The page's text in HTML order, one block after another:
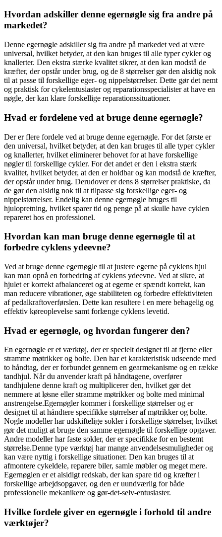
Hvordan adskiller denne egernøgle sig fra andre på
markedet?
Denne egernøgle adskiller sig fra andre på markedet ved at være
universal, hvilket betyder, at den kan bruges til alle typer cykler og
knallerter. Den ekstra stærke kvalitet sikrer, at den kan modstå de
kræfter, der opstår under brug, og de 8 størrelser gør den alsidig nok
til at passe til forskellige eger- og nippelstørrelser. Dette gør det nemt
og praktisk for cykelentusiaster og reparationsspecialister at have en
nøgle, der kan klare forskellige reparationssituationer.
Hvad er fordelene ved at bruge denne egernøgle?
Der er flere fordele ved at bruge denne egernøgle. For det første er
den universal, hvilket betyder, at den kan bruges til alle typer cykler
og knallerter, hvilket eliminerer behovet for at have forskellige
nøgler til forskellige cykler. For det andet er den i ekstra stærk
kvalitet, hvilket betyder, at den er holdbar og kan modstå de kræfter,
der opstår under brug. Derudover er dens 8 størrelser praktiske, da
de gør den alsidig nok til at tilpasse sig forskellige eger- og
nippelstørrelser. Endelig kan denne egernøgle bruges til
hjulopretning, hvilket sparer tid og penge på at skulle have cyklen
repareret hos en professionel.
Hvordan kan man bruge denne egernøgle til at
forbedre cyklens ydeevne?
Ved at bruge denne egernøgle til at justere egerne på cyklens hjul
kan man opnå en forbedring af cyklens ydeevne. Ved at sikre, at
hjulet er korrekt afbalanceret og at egerne er spændt korrekt, kan
man reducere vibrationer, øge stabiliteten og forbedre effektiviteten
af pedalkraftoverførslen. Dette kan resultere i en mere behagelig og
effektiv køreoplevelse samt forlænge cyklens levetid.
Hvad er egernøgle, og hvordan fungerer den?
En egernøgle er et værktøj, der er specielt designet til at fjerne eller
stramme møtrikker og bolte. Den har et karakteristisk udseende med
to håndtag, der er forbundet gennem en gearmekanisme og en række
tandhjul. Når du anvender kraft på håndtagene, overfører
tandhjulene denne kraft og multiplicerer den, hvilket gør det
nemmere at løsne eller stramme møtrikker og bolte med minimal
anstrengelse.Egernøgler kommer i forskellige størrelser og er
designet til at håndtere specifikke størrelser af møtrikker og bolte.
Nogle modeller har udskiftelige sokler i forskellige størrelser, hvilket
gør det muligt at bruge den samme egernøgle til forskellige opgaver.
Andre modeller har faste sokler, der er specifikke for en bestemt
størrelse.Denne type værktøj har mange anvendelsesmuligheder og
kan være nyttig i forskellige situationer. Den kan bruges til at
afmontere cykeldele, reparere biler, samle møbler og meget mere.
Egernøglen er et alsidigt redskab, der kan spare tid og kræfter i
forskellige arbejdsopgaver, og den er uundværlig for både
professionelle mekanikere og gør-det-selv-entusiaster.
Hvilke fordele giver en egernøgle i forhold til andre
værktøjer?